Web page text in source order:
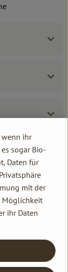
wenn ihr
sogar Bio-
Daten für
mit der
Möglichkeit
ihr Daten